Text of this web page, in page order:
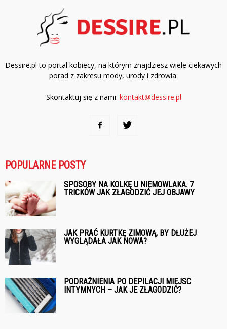
Dessire.pl to portal kobiecy, na którym znajdziesz wiele ciekawych
porad z zakresu mody, urody i zdrowia.
Skontaktuj się z nami: kontakt@dessire.pl
POPULARNE POSTY
SPOSOBY NA KOLKĘ U NIEMOWLAKA. 7
TRICKÓW JAK ZŁAGODZIĆ JEJ OBJAWY
JAK PRAĆ KURTKĘ ZIMOWĄ, BY DŁUŻEJ
WYGLĄDAŁA JAK NOWA?
PODRAŻNIENIA PO DEPILACJI MIEJSC
INTYMNYCH – JAK JE ZŁAGODZIĆ?